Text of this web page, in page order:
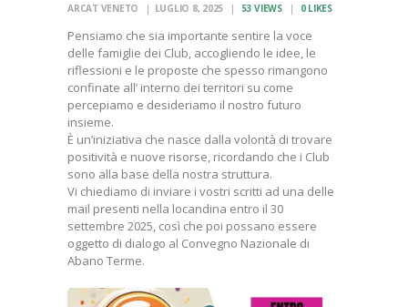
ARCAT VENETO LUGLIO 8, 2025 53 VIEWS 0 LIKES
Pensiamo che sia importante sentire la voce
delle famiglie dei Club, accogliendo le idee, le
riflessioni e le proposte che spesso rimangono
confinate all’ interno dei territori su come
percepiamo e desideriamo il nostro futuro
insieme.
È un’iniziativa che nasce dalla volontà di trovare
positività e nuove risorse, ricordando che i Club
sono alla base della nostra struttura.
Vi chiediamo di inviare i vostri scritti ad una delle
mail presenti nella locandina entro il 30
settembre 2025, così che poi possano essere
oggetto di dialogo al Convegno Nazionale di
Abano Terme.